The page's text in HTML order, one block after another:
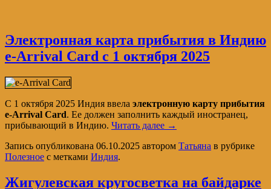
Электронная карта прибытия в Индию
e-Arrival Card с 1 октября 2025
С 1 октября 2025 Индия ввела электронную карту прибытия
e-Arrival Card. Ее должен заполнить каждый иностранец,
прибывающий в Индию. Читать далее →
Запись опубликована 06.10.2025 автором Татьяна в рубрике
Полезное с метками Индия.
Жигулевская кругосветка на байдарке